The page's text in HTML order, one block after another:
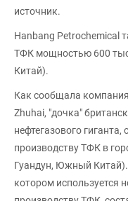
источник.
Hanbang Petrochemical
ТФК мощностью 600
Китай).
Как сообщала
Zhuhai, "дочка"
нефтегазового
производству ТФК в
Гуандун, Южный
котором используется